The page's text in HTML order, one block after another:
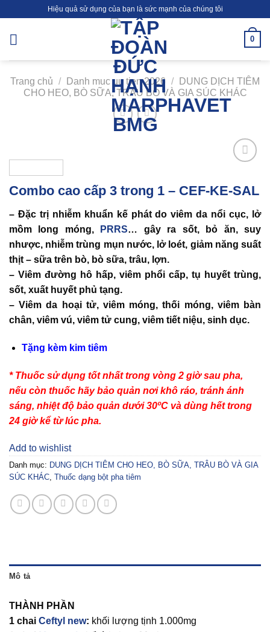
content
Hiệu quả sử dụng của bạn là sức mạnh của chúng tôi
0
Trang chủ / Danh muc uu tien 2026 /
DUNG DỊCH TIÊM
CHO HEO, BÒ SỮA, TRÂU BÒ VÀ GIA SÚC KHÁC
wishlist
Combo cao cấp 3 trong 1 – CEF-KE-SAL
– Đặc trị nhiễm khuẩn kế phát do viêm da nổi cục, lở
mồm long móng,
PRRS… gây ra sốt, bỏ ăn, suy
nhược, nhiễm trùng mụn nước, lở loét, giảm năng suất
thịt – sữa trên bò, bò sữa, trâu, lợn.
– Viêm đường hô hấp, viêm phổi cấp, tụ huyết trùng,
sốt, xuất huyết phủ tạng.
– Viêm da hoại tử, viêm móng, thối móng, viêm bàn
chân, viêm vú, viêm tử cung, viêm tiết niệu, sinh dục.
Tặng kèm kim tiêm
* Thuốc sử dụng tốt nhất trong vòng 2 giờ sau pha,
nếu còn thuốc hãy bảo quản nơi khô ráo, tránh ánh
sáng, nhiệt độ bảo quản dưới 30ºC và dùng hết trong
24 giờ kể từ lúc pha.
Add to wishlist
Danh mục: DUNG DỊCH TIÊM CHO HEO, BÒ SỮA, TRÂU BÒ VÀ GIA
SÚC KHÁC, Thuốc dạng bột pha tiêm
Mô tả
THÀNH PHẦN
1 chai Ceftyl new: khối lượng tịnh 1.000mg